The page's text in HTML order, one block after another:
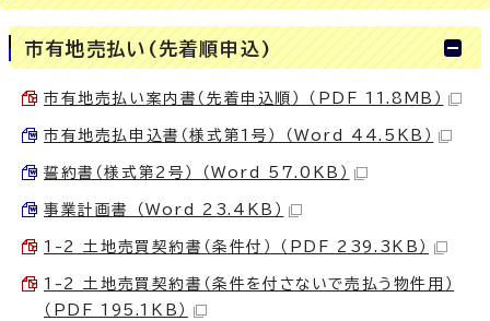
市有地売払い(先着順申込)
市有地売払い案内書（先着申込順） （PDF 11.8MB）
市有地売払申込書（様式第1号） （Word 44.5KB）
誓約書（様式第2号） （Word 57.0KB）
事業計画書 （Word 23.4KB）
1-2 土地売買契約書（条件付） （PDF 239.3KB）
1-2 土地売買契約書（条件を付さないで売払う物件用）
（PDF 195.1KB）